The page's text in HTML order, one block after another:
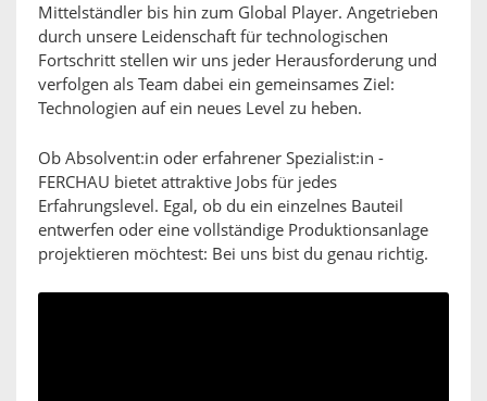
Mittelständler bis hin zum Global Player. Angetrieben
durch unsere Leidenschaft für technologischen
Fortschritt stellen wir uns jeder Herausforderung und
verfolgen als Team dabei ein gemeinsames Ziel:
Technologien auf ein neues Level zu heben.
Ob Absolvent:in oder erfahrener Spezialist:in -
FERCHAU bietet attraktive Jobs für jedes
Erfahrungslevel. Egal, ob du ein einzelnes Bauteil
entwerfen oder eine vollständige Produktionsanlage
projektieren möchtest: Bei uns bist du genau richtig.